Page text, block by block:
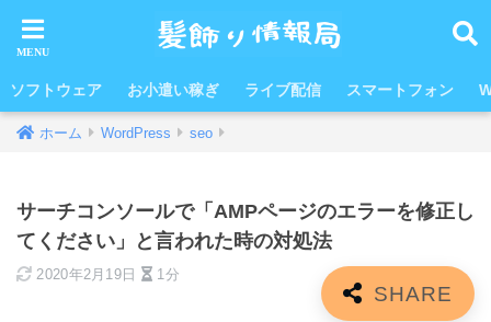
ソフトウェア お小遣い稼ぎ ライブ配信 スマートフォン
ホーム WordPress seo
サーチコンソールで「AMPページのエラーを修正し
てください」と言われた時の対処法
2020年2月19日 1分